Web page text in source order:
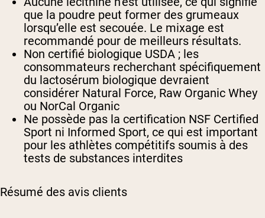
que la poudre peut former des grumeaux
lorsqu’elle est secouée. Le mixage est
recommandé pour de meilleurs résultats.
Non certifié biologique USDA ; les
consommateurs recherchant spécifiquement
du lactosérum biologique devraient
considérer Natural Force, Raw Organic Whey
ou NorCal Organic
Ne possède pas la certification NSF Certified
Sport ni Informed Sport, ce qui est important
pour les athlètes compétitifs soumis à des
tests de substances interdites
Résumé des avis clients